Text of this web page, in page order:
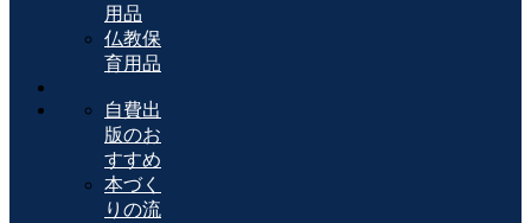
用品
仏教保
育用品
自費出
版のお
すすめ
本づく
りの流